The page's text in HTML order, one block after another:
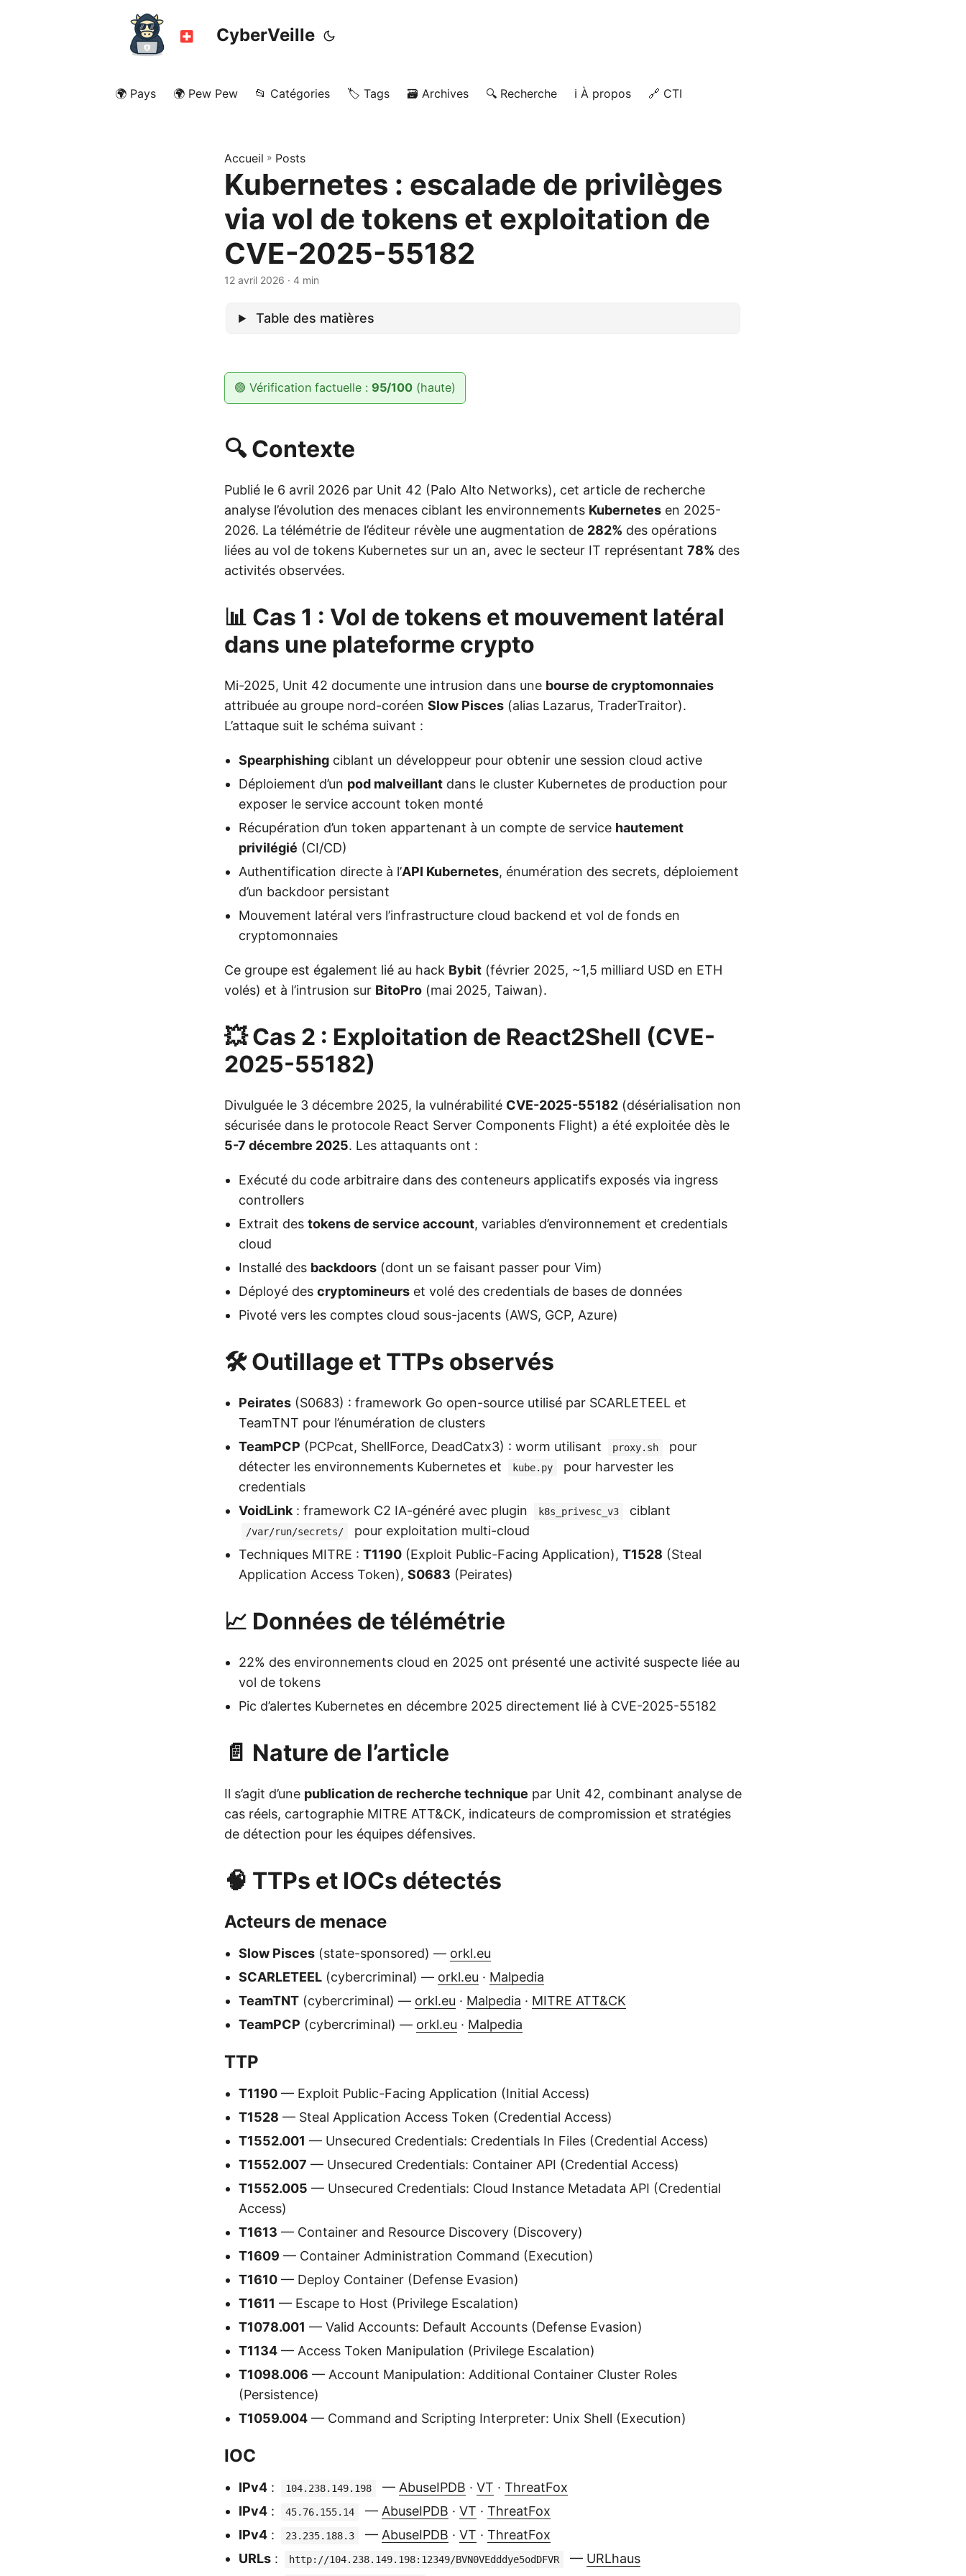
CyberVeille
🌍 Pays 🌍 Pew Pew 📂 Catégories 🏷️ Tags 🗃️ Archives 🔍 Recherche ℹ️ À propos 🔗 CTI
Accueil » Posts
Kubernetes : escalade de privilèges
via vol de tokens et exploitation de
CVE-2025-55182
12 avril 2026 · 4 min
Table des matières
🟢 Vérification factuelle : 95/100(haute)
🔍 Contexte
Publié le 6 avril 2026 par Unit 42 (Palo Alto Networks), cet article de recherche
analyse l’évolution des menaces ciblant les environnements Kubernetes en 2025-
2026. La télémétrie de l’éditeur révèle une augmentation de 282% des opérations
liées au vol de tokens Kubernetes sur un an, avec le secteur IT représentant 78% des
activités observées.
📊 Cas 1 : Vol de tokens et mouvement latéral
dans une plateforme crypto
Mi-2025, Unit 42 documente une intrusion dans une bourse de cryptomonnaies
attribuée au groupe nord-coréen Slow Pisces (alias Lazarus, TraderTraitor).
L’attaque suit le schéma suivant :
Spearphishing ciblant un développeur pour obtenir une session cloud active
Déploiement d’un pod malveillant dans le cluster Kubernetes de production pour
exposer le service account token monté
Récupération d’un token appartenant à un compte de service hautement
privilégié (CI/CD)
Authentification directe à l’API Kubernetes, énumération des secrets, déploiement
d’un backdoor persistant
Mouvement latéral vers l’infrastructure cloud backend et vol de fonds en
cryptomonnaies
Ce groupe est également lié au hack Bybit (février 2025, ~1,5 milliard USD en ETH
volés) et à l’intrusion sur BitoPro (mai 2025, Taiwan).
💥 Cas 2 : Exploitation de React2Shell (CVE-
2025-55182)
Divulguée le 3 décembre 2025, la vulnérabilité CVE-2025-55182 (désérialisation non
sécurisée dans le protocole React Server Components Flight) a été exploitée dès le
5-7 décembre 2025. Les attaquants ont :
Exécuté du code arbitraire dans des conteneurs applicatifs exposés via ingress
controllers
Extrait des tokens de service account, variables d’environnement et credentials
cloud
Installé des backdoors (dont un se faisant passer pour Vim)
Déployé des cryptomineurs et volé des credentials de bases de données
Pivoté vers les comptes cloud sous-jacents (AWS, GCP, Azure)
🛠️ Outillage et TTPs observés
Peirates (S0683) : framework Go open-source utilisé par SCARLETEEL et
TeamTNT pour l’énumération de clusters
TeamPCP (PCPcat, ShellForce, DeadCatx3) : worm utilisant proxy.sh
pour
détecter les environnements Kubernetes et
kube.py
pour harvester les
credentials
VoidLink: framework C2 IA-généré avec plugin k8s_privesc_v3 ciblant
/var/run/secrets/
pour exploitation multi-cloud
Techniques MITRE : T1190 (Exploit Public-Facing Application), T1528 (Steal
Application Access Token), S0683 (Peirates)
📈 Données de télémétrie
22% des environnements cloud en 2025 ont présenté une activité suspecte liée au
vol de tokens
Pic d’alertes Kubernetes en décembre 2025 directement lié à CVE-2025-55182
📄 Nature de l’article
Il s’agit d’une publication de recherche technique par Unit 42, combinant analyse de
cas réels, cartographie MITRE ATT&CK, indicateurs de compromission et stratégies
de détection pour les équipes défensives.
🧠 TTPs et IOCs détectés
Acteurs de menace
Slow Pisces (state-sponsored) — orkl.eu
SCARLETEEL (cybercriminal) — orkl.eu · Malpedia
TeamTNT (cybercriminal) — orkl.eu · Malpedia · MITRE ATT&CK
TeamPCP (cybercriminal) — orkl.eu · Malpedia
TTP
T1190 — Exploit Public-Facing Application (Initial Access)
T1528 — Steal Application Access Token (Credential Access)
T1552.001 — Unsecured Credentials: Credentials In Files (Credential Access)
T1552.007 — Unsecured Credentials: Container API (Credential Access)
T1552.005 — Unsecured Credentials: Cloud Instance Metadata API (Credential
Access)
T1613 — Container and Resource Discovery (Discovery)
T1609 — Container Administration Command (Execution)
T1610 — Deploy Container (Defense Evasion)
T1611 — Escape to Host (Privilege Escalation)
T1078.001 — Valid Accounts: Default Accounts (Defense Evasion)
T1134 — Access Token Manipulation (Privilege Escalation)
T1098.006 — Account Manipulation: Additional Container Cluster Roles
(Persistence)
T1059.004 — Command and Scripting Interpreter: Unix Shell (Execution)
IOC
IPv4 : 104.238.149.198 — AbuseIPDB · VT · ThreatFox
IPv4 : 45.76.155.14 — AbuseIPDB · VT · ThreatFox
IPv4 : 23.235.188.3 — AbuseIPDB · VT · ThreatFox
URLs : http://104.238.149.198:12349/BVN0VEdddye5odDFVR — URLhaus